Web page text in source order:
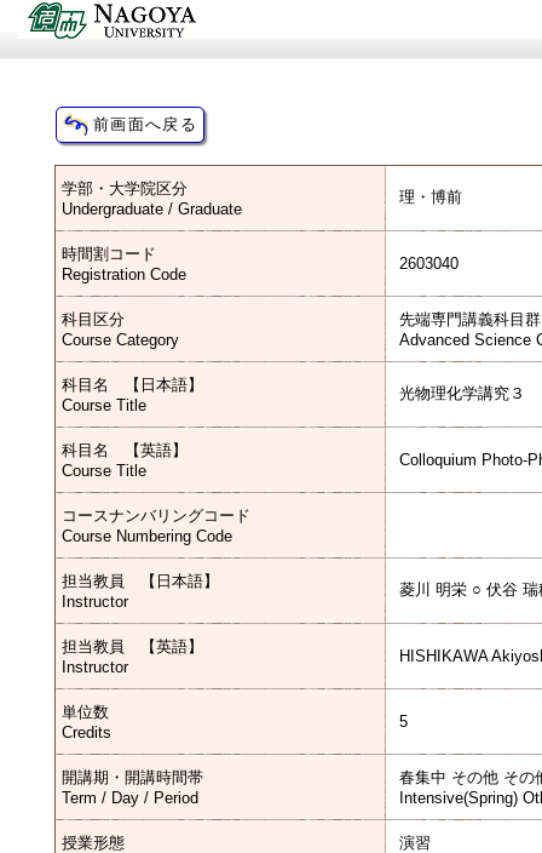
学部・大学院区分
Undergraduate / Graduate
理・博前
時間割コード
Registration Code
2603040
科目区分
Course Category
先端専門講義科目
Advanced Science
科目名 【日本語】
Course Title
光物理化学講究３
科目名 【英語】
Course Title
Colloquium Photo-
コースナンバリングコード
Course Numbering Code
担当教員 【日本語】
Instructor
菱川 明栄 ○ 伏谷
担当教員 【英語】
Instructor
HISHIKAWA
単位数
Credits
5
開講期・開講時間帯
Term / Day / Period
春集中 その他 その
Intensive(Spring)
授業形態
演習